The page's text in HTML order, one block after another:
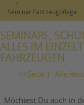
>
Seminar Fahrzeugpflege
SEMINARE,
ALLES IM
FAHRZEUGEN
<<Seite 1 Alle
Möchtest Du auch in